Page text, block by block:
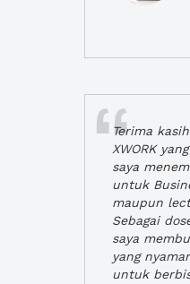
Terima
XWORK
saya
untuk
maupun
Sebagai
saya
yang
untuk